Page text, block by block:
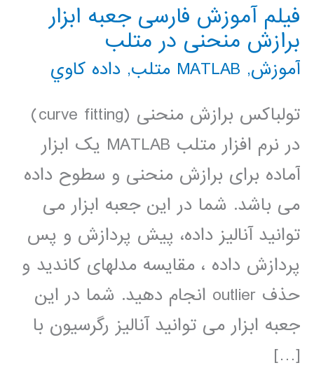
فیلم آموزش فارسی جعبه ابزار
برازش منحنی در متلب
آموزش, MATLAB متلب , داده كاوي
تولباکس برازش منحنی (curve fitting)
در نرم افزار متلب MATLAB یک ابزار
آماده برای برازش منحنی و سطوح داده
می باشد. شما در این جعبه ابزار می
توانید آنالیز داده، پیش پردازش و پس
پردازش داده ، مقایسه مدلهای کاندید و
حذف outlier انجام دهید. شما در این
جعبه ابزار می توانید آنالیز رگرسیون با
[…]